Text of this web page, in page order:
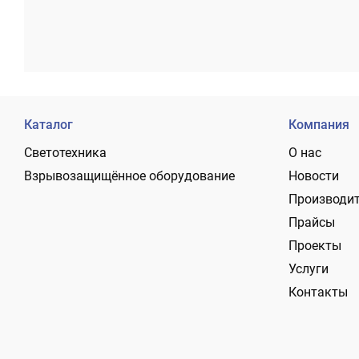
Каталог
Светотехника
Взрывозащищённое оборудование
Компания
О нас
Новости
Прайсы
Проекты
Услуги
Контакты